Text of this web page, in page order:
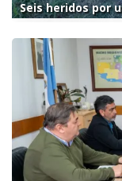
Seis heridos por